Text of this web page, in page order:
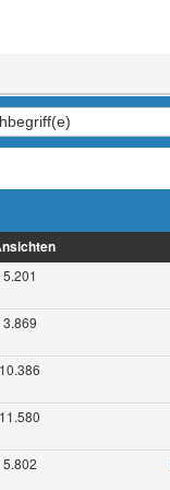
5.201
3.869
10.386
11.580
5.802